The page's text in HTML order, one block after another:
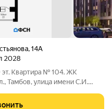
,14А
2028
эт. Квартира № 104. ЖК
Тамбов, улица имени С.И.
ипотека: СБЕР